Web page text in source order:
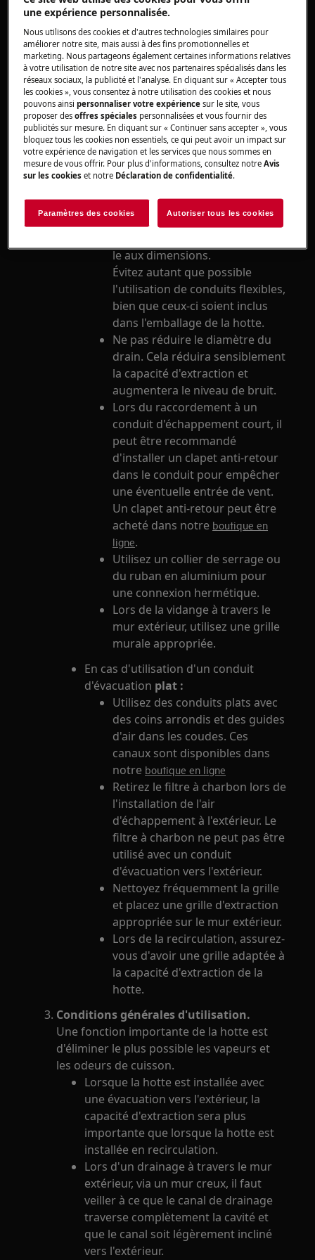
vidange.
Lors de l'utilisation d'un conduit
d'évacuationrond :
Utilisez autant que possible des
tuyaux lisses et non
inflammables adaptés aux
hottes. Le diamètre intérieur est
égal au diamètre extérieur du
raccordement de la hotte. Un
conduit d'évacuation de Ø150
hotte. Si un tube souple est
néanmoins utilisé, tirez le
le aux dimensions.
Évitez autant que possible
l'utilisation de conduits flexibles,
bien que ceux-ci soient inclus
dans l'emballage de la hotte.
Ne pas réduire le diamètre du
drain. Cela réduira sensiblement
la capacité d'extraction et
augmentera le niveau de bruit.
Lors du raccordement à un
conduit d'échappement court, il
peut être recommandé
d'installer un clapet anti-retour
dans le conduit pour empêcher
une éventuelle entrée de vent.
Un clapet anti-retour peut être
acheté dans notre boutique en
ligne.
Utilisez un collier de serrage ou
du ruban en aluminium pour
une connexion hermétique.
Lors de la vidange à travers le
mur extérieur, utilisez une grille
murale appropriée.
En cas d'utilisation d'un conduit
d'évacuation plat :
Utilisez des conduits plats avec
des coins arrondis et des guides
d'air dans les coudes. Ces
canaux sont disponibles dans
notre boutique en ligne
Retirez le filtre à charbon lors de
l'installation de l'air
d'échappement à l'extérieur. Le
filtre à charbon ne peut pas être
utilisé avec un conduit
d'évacuation vers l'extérieur.
Nettoyez fréquemment la grille
et placez une grille d'extraction
appropriée sur le mur extérieur.
Lors de la recirculation, assurez-
vous d'avoir une grille adaptée à
la capacité d'extraction de la
hotte.
Conditions générales d'utilisation.
Une fonction importante de la hotte est
d'éliminer le plus possible les vapeurs et
les odeurs de cuisson.
Lorsque la hotte est installée avec
une évacuation vers l'extérieur, la
capacité d'extraction sera plus
importante que lorsque la hotte est
installée en recirculation.
Lors d'un drainage à travers le mur
extérieur, via un mur creux, il faut
veiller à ce que le canal de drainage
traverse complètement la cavité et
que le canal soit légèrement incliné
vers l'extérieur.
une expérience personnalisée.
Nous utilisons des cookies et d'autres technologies similaires pour
améliorer notre site, mais aussi à des fins promotionnelles et
marketing. Nous partageons également certaines informations relatives
à votre utilisation de notre site avec nos partenaires spécialisés dans les
réseaux sociaux, la publicité et l'analyse. En cliquant sur « Accepter tous
les cookies », vous consentez à notre utilisation des cookies et nous
pouvons ainsipersonnaliser votre expériencesur le site, vous
proposer desoffres spéciales personnalisées et vous fournir des
publicités sur mesure. En cliquant sur « Continuer sans accepter », vous
bloquez tous les cookies non essentiels, ce qui peut avoir un impact sur
votre expérience de navigation et les services que nous sommes en
mesure de vous offrir. Pour plus d'informations, consultez notreAvis
sur les cookies et notre Déclaration de confidentialité.
Paramètres des cookies Autoriser tous les cookies